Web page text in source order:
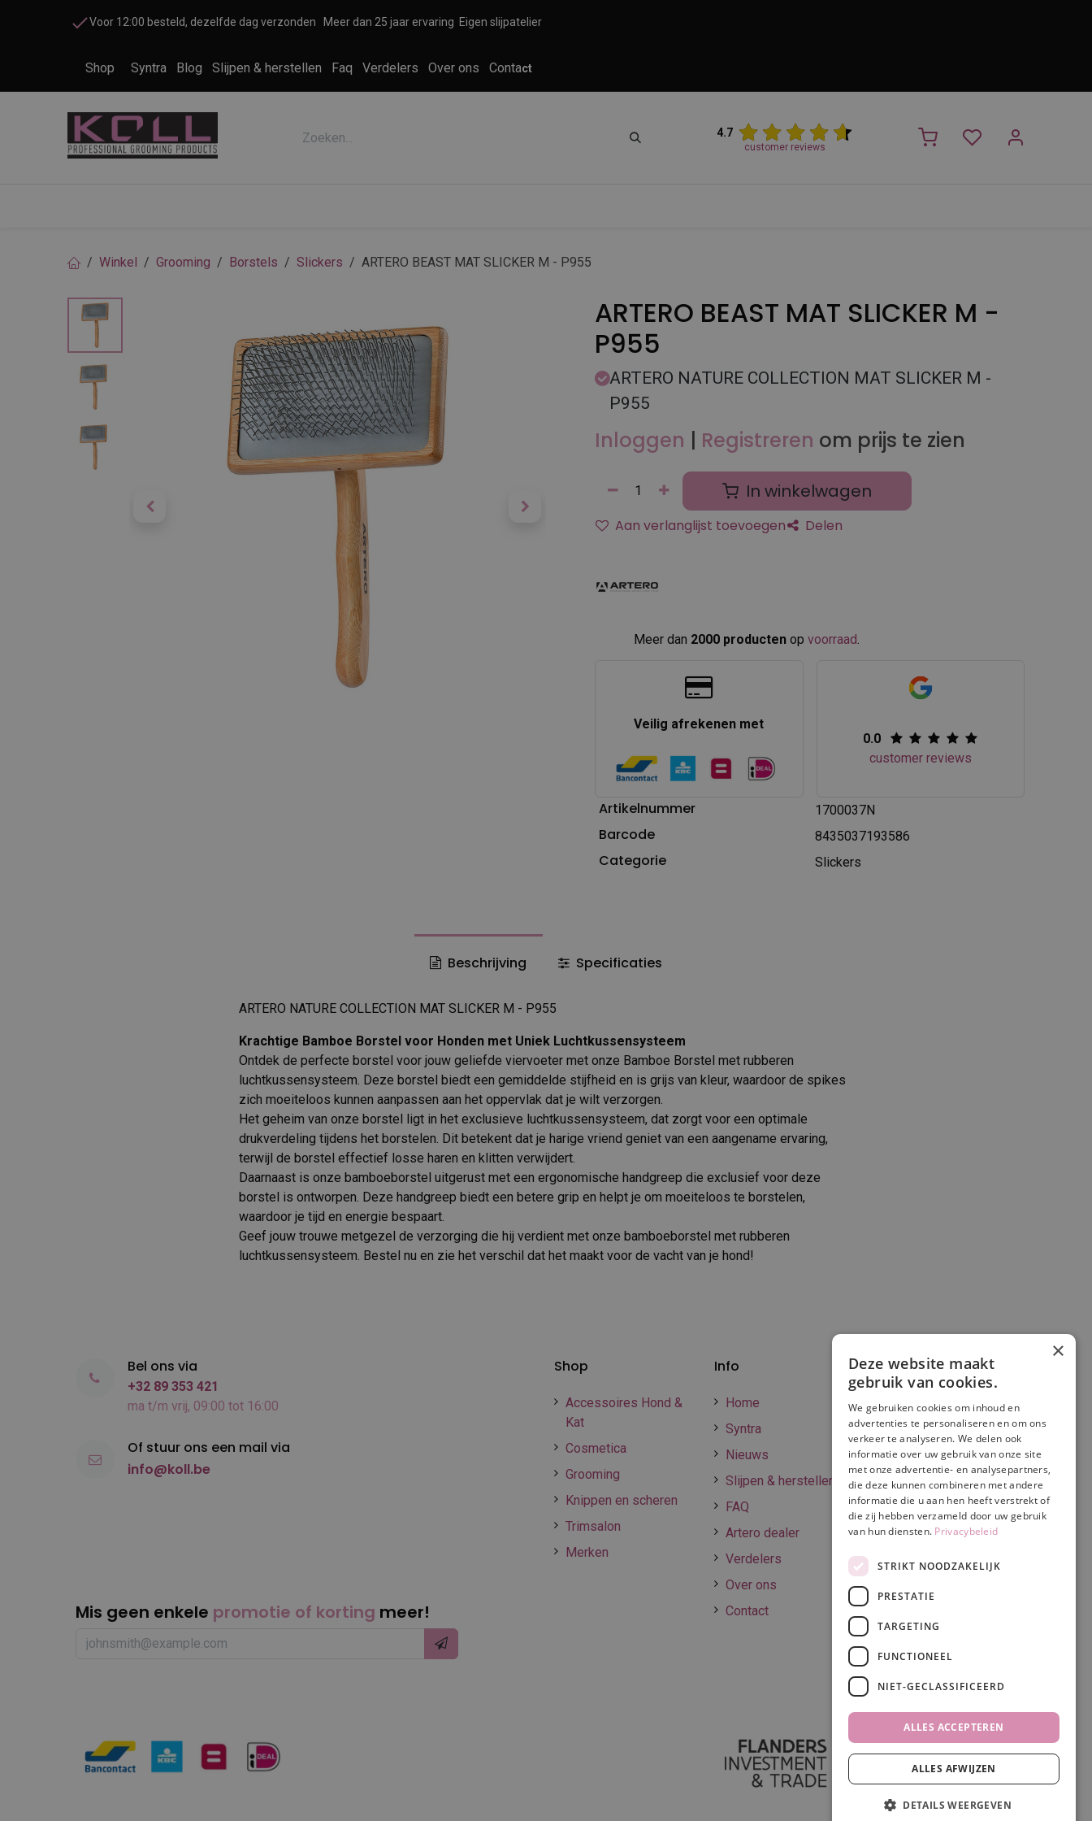
Voor 12:00 besteld, dezelfde dag verzonden Meer dan 25 jaar ervaring Eigen slijpatelier
Shop Syntra Blog Slijpen & herstellen Faq Verdelers Over ons Contact
4.7
customer reviews
Winkel Grooming Borstels Slickers ARTERO BEAST MAT SLICKER M - P955
ARTERO BEAST MAT SLICKER M -
P955
ARTERO NATURE COLLECTION MAT SLICKER M -
P955
Inloggen | Registreren om prijs te zien
In winkelwagen
Aan verlanglijst toevoegen Delen
Meer dan 2000 producten op voorraad
Veilig afrekenen met
0.0
customer reviews
Artikelnummer 1700037N
Barcode 8435037193586
Categorie Slickers
Beschrijving Specificaties
ARTERO NATURE COLLECTION MAT SLICKER M - P955
Krachtige Bamboe Borstel voor Honden met Uniek Luchtkussensysteem
Ontdek de perfecte borstel voor jouw geliefde viervoeter met onze Bamboe Borstel met rubberen
luchtkussensysteem. Deze borstel biedt een gemiddelde stijfheid en is grijs van kleur, waardoor de spikes
zich moeiteloos kunnen aanpassen aan het oppervlak dat je wilt verzorgen.
Het geheim van onze borstel ligt in het exclusieve luchtkussensysteem, dat zorgt voor een optimale
drukverdeling tijdens het borstelen. Dit betekent dat je harige vriend geniet van een aangename ervaring,
terwijl de borstel effectief losse haren en klitten verwijdert.
Daarnaast is onze bamboeborstel uitgerust met een ergonomische handgreep die exclusief voor deze
borstel is ontworpen. Deze handgreep biedt een betere grip en helpt je om moeiteloos te borstelen,
waardoor je tijd en energie bespaart.
Geef jouw trouwe metgezel de verzorging die hij verdient met onze bamboeborstel met rubberen
luchtkussensysteem. Bestel nu en zie het verschil dat het maakt voor de vacht van je hond!
Info
Home
Syntra
Nieuws
Slijpen & herstellen
FAQ
Artero dealer
Verdelers
Over ons
Contact
Shop
Accessoires Hond &
Kat
Cosmetica
Grooming
Knippen en scheren
Trimsalon
Merken
Verzenden en
betalen
Online betalen
Retourneren
Algemene
voorwaarden
Privacy & Cookie
policy
Disclaimer
Mis geen enkele promotie of korting meer!
Bel ons via
+32 89 353 421
ma t/m vrij, 09:00 tot 16:00
Of stuur ons een mail via
info@koll.be
×
Deze website maakt
gebruik van cookies.
We gebruiken cookies om inhoud en
advertenties te personaliseren en om ons
verkeer te analyseren. We delen ook
informatie over uw gebruik van onze site
met onze advertentie- en analysepartners,
die deze kunnen combineren met andere
informatie die u aan hen heeft verstrekt of
die zij hebben verzameld door uw gebruik
van hun diensten. Privacybeleid
STRIKT NOODZAKELIJK
PRESTATIE
TARGETING
FUNCTIONEEL
NIET-GECLASSIFICEERD
ALLES ACCEPTEREN
ALLES AFWIJZEN
DETAILS WEERGEVEN